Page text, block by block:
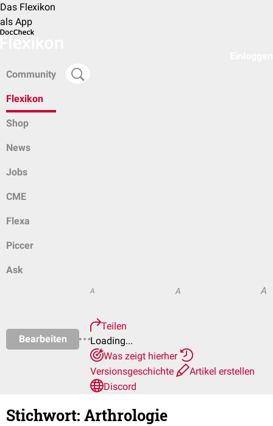
Das Flexikon
als App
Community
Flexikon
Shop
News
Jobs
CME
Flexa
Piccer
Ask
Bearbeiten
A A A
Teilen
Loading...
Was zeigt hierher
Versionsgeschichte
Artikel erstellen
Discord
Stichwort: Arthrologie